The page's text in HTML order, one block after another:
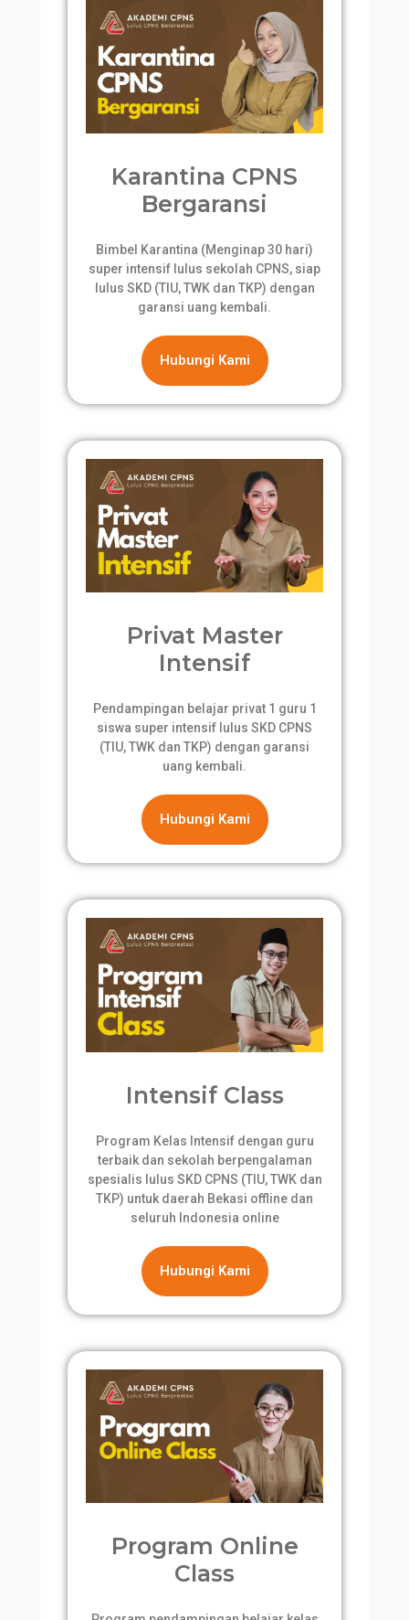
Karantina CPNS
Bergaransi
Bimbel Karantina (Menginap 30 hari)
super intensif lulus sekolah CPNS, siap
lulus SKD (TIU, TWK dan TKP) dengan
garansi uang kembali.
Hubungi Kami
Privat Master
Intensif
Pendampingan belajar privat 1 guru 1
siswa super intensif lulus SKD CPNS
(TIU, TWK dan TKP) dengan garansi
uang kembali.
Hubungi Kami
Intensif Class
Program Kelas Intensif dengan guru
terbaik dan sekolah berpengalaman
spesialis lulus SKD CPNS (TIU, TWK dan
TKP) untuk daerah Bekasi offline dan
seluruh Indonesia online
Hubungi Kami
Program Online
Class